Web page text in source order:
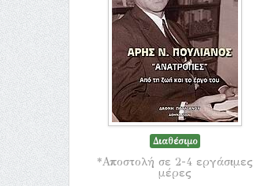
Διαθέσιμο
*Αποστολή σε 2-4 εργάσιμες
μέρες